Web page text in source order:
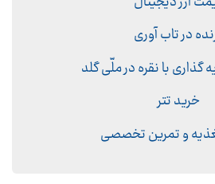
در تاب آوری
گذاری با نقره در ملّی گلد
خرید تتر
و تمرین تخصصی